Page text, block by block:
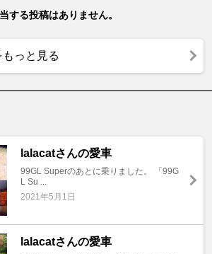
する投稿はありません。
っと見る
lalacatさんの愛車
99GL Superのあとに乗りました。 「99G
L Su ...
2021年5月1日
lalacatさんの愛車